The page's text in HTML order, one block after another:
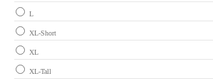
L
XL-Short
XL
XL-Tall